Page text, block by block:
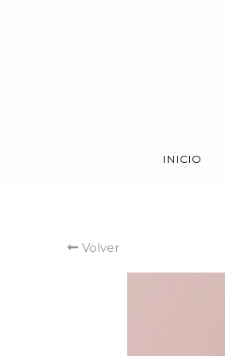
INICIO
INICIO
Volver